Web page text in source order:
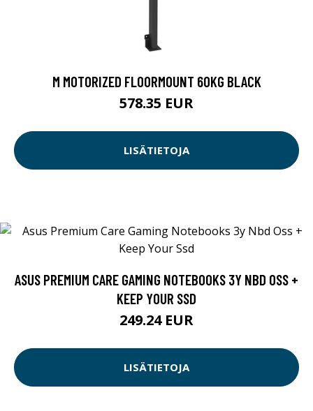
M MOTORIZED FLOORMOUNT 60KG BLACK
578.35 EUR
LISÄTIETOJA
ASUS PREMIUM CARE GAMING NOTEBOOKS 3Y NBD OSS +
KEEP YOUR SSD
249.24 EUR
LISÄTIETOJA